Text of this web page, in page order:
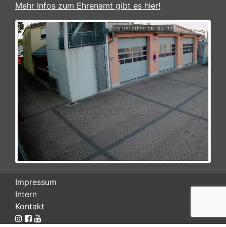
Mehr Infos zum Ehrenamt gibt es hier!
Impressum
Intern
Kontakt